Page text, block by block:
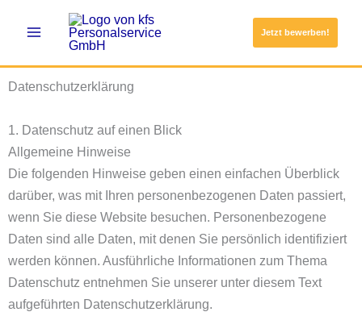
Inhalt
Jetzt bewerben!
Datenschutz­erklärung
1. Datenschutz auf einen Blick
Allgemeine Hinweise
Die folgenden Hinweise geben einen einfachen Überblick
darüber, was mit Ihren personenbezogenen Daten passiert,
wenn Sie diese Website besuchen. Personenbezogene
Daten sind alle Daten, mit denen Sie persönlich identifiziert
werden können. Ausführliche Informationen zum Thema
Datenschutz entnehmen Sie unserer unter diesem Text
aufgeführten Datenschutzerklärung.